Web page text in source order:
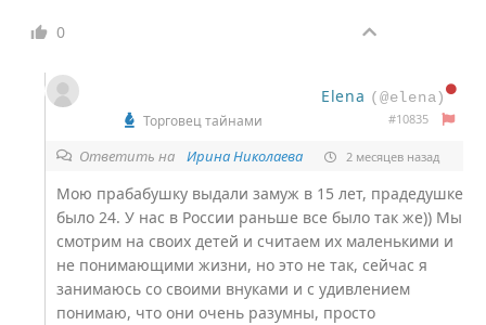
0
Elena (@elena)
Торговец тайнами #10835
Ответить на Ирина Николаева 2 месяцев назад
Мою прабабушку выдали замуж в 15 лет, прадедушке
было 24. У нас в России раньше все было так же)) Мы
смотрим на своих детей и считаем их маленькими и
не понимающими жизни, но это не так, сейчас я
занимаюсь со своими внуками и с удивлением
понимаю, что они очень разумны, просто